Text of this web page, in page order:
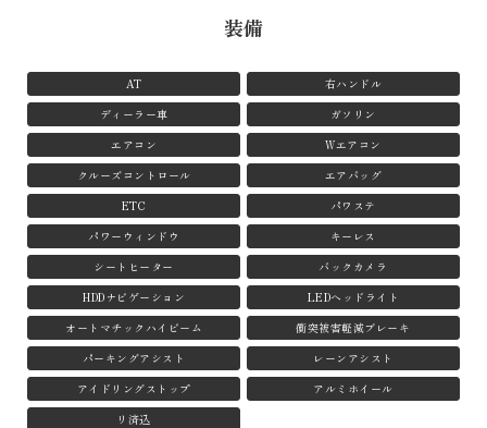
装備
AT
右ハンドル
ディーラー車
ガソリン
エアコン
Wエアコン
クルーズコントロール
エアバッグ
ETC
パワステ
パワーウィンドウ
キーレス
シートヒーター
バックカメラ
HDDナビゲーション
LEDヘッドライト
オートマチックハイビーム
衝突被害軽減ブレーキ
パーキングアシスト
レーンアシスト
アイドリングストップ
アルミホイール
リ済込